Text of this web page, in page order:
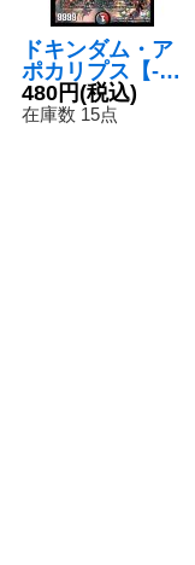
ドキンダム・ア
ポカリプス【-】
{DMX267/54}
《多》
480円(税込)
在庫数 15点